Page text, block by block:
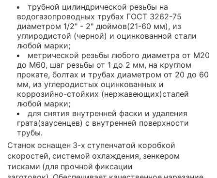
трубной цилиндрической резьбы на
водогазопроводных трубах ГОСТ 3262-75
диаметром 1/2" - 2" дюймов(21-60 мм), из
углиродистой (черной) и оцинкованной стали
любой марки;
метрической резьбы любого диаметра от М20
до М60, шаг резьбы от 1 до 2 мм, на круглом
прокате, болтах и трубах диаметром от 20 до 60
мм, из углеродистых оцинкованных и
коррозийно-стойких (нержавеющих)сталей
любой марки;
для снятия внутренней фаски и удаления
грата(заусенцев) с внутренней поверхности
трубы.
Станок оснащен 3-х ступенчатой коробкой
скоростей, системой охлаждения, зенкером
тисками (для прочной фиксации